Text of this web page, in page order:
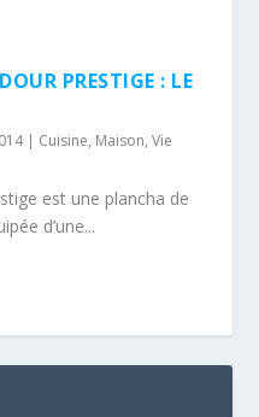
PRESTIGE : LE
| Cuisine, Maison,Vie
est une plancha de
d’une...